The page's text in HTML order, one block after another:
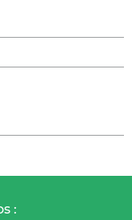
: